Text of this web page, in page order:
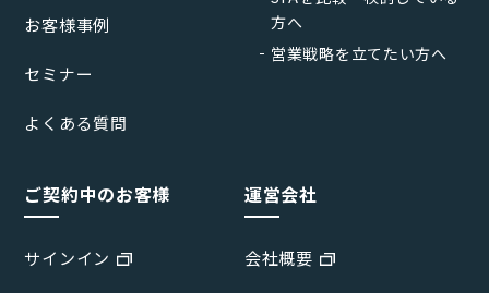
お客様事例
セミナー
よくある質問
方へ
営業戦略を立てたい方へ
ご契約中のお客様
サインイン
運営会社
会社概要